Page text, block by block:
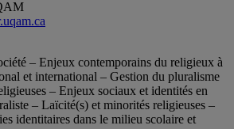
– Enjeux contemporains du religieux à
et international – Gestion du pluralisme
– Enjeux sociaux et identités en
– Laïcité(s) et minorités religieuses –
identitaires dans le milieu scolaire et